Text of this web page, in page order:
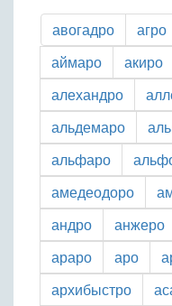
авогадро агро
аймаро
акиро
алехандро
альдемаро
альфаро
амедеодоро
андро
анжеро
араро
аро
архибыстро